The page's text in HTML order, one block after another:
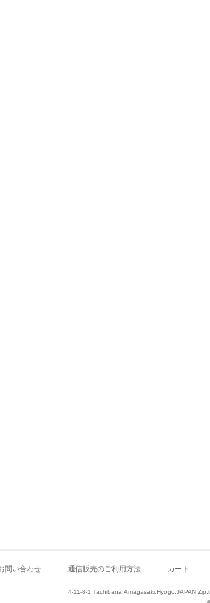
問い合わせ 通信販売のご利用方法 カート
4-11-8-1 Tachibana,Amagasaki,Hyogo,JAPAN